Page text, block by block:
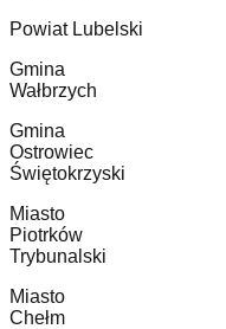
Powiat Lubelski
Gmina
Wałbrzych
Gmina
Ostrowiec
Świętokrzyski
Miasto
Piotrków
Trybunalski
Miasto
Chełm